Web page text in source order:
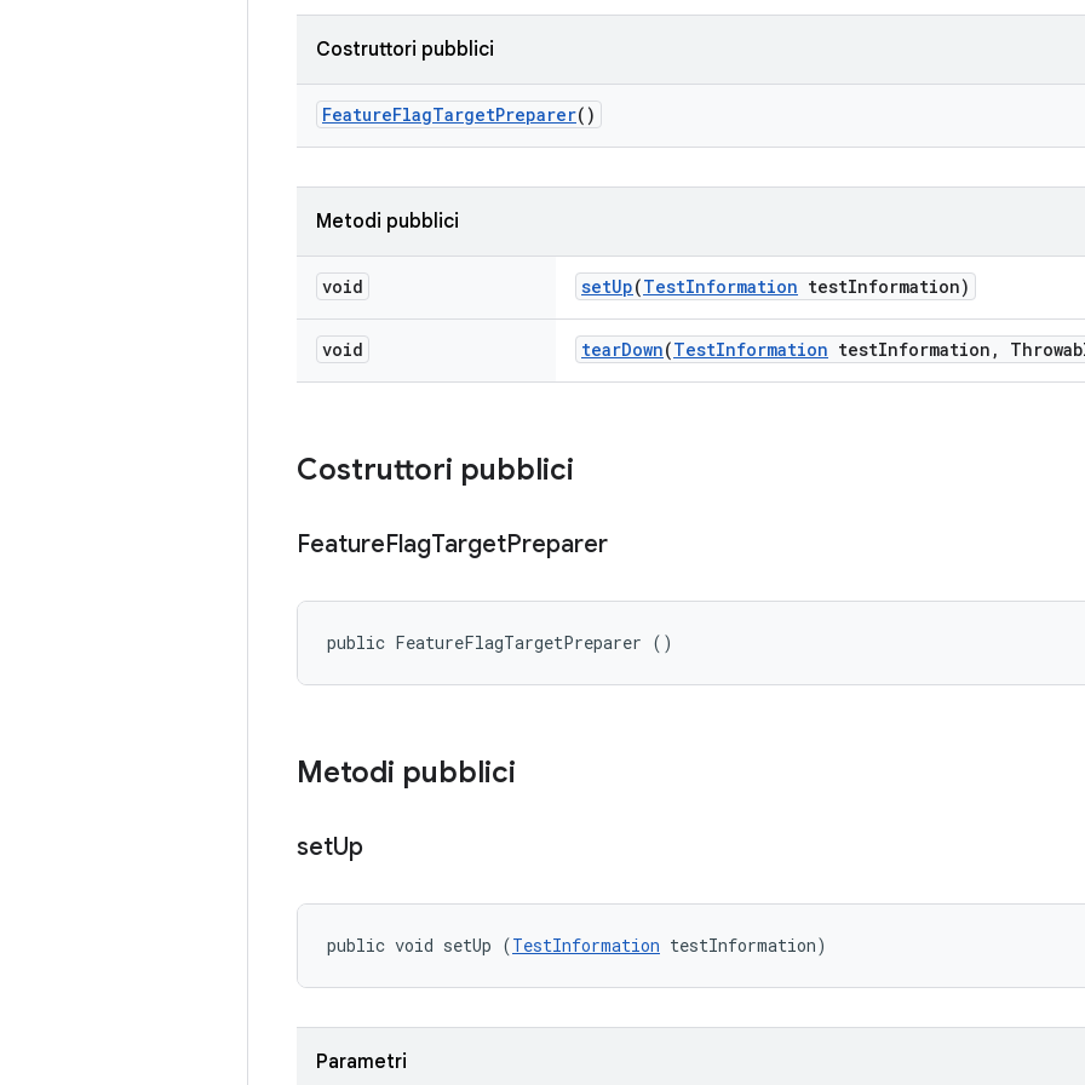
Costruttori pubblici
FeatureFlagTargetPreparer()
Metodi pubblici
void setUp(TestInformation testInformation)
void tearDown(TestInformation testInformation ,
Costruttori pubblici
FeatureFlagTargetPreparer
public FeatureFlagTargetPreparer ()
Metodi pubblici
setUp
public void setUp (TestInformation testInformation)
Parametri